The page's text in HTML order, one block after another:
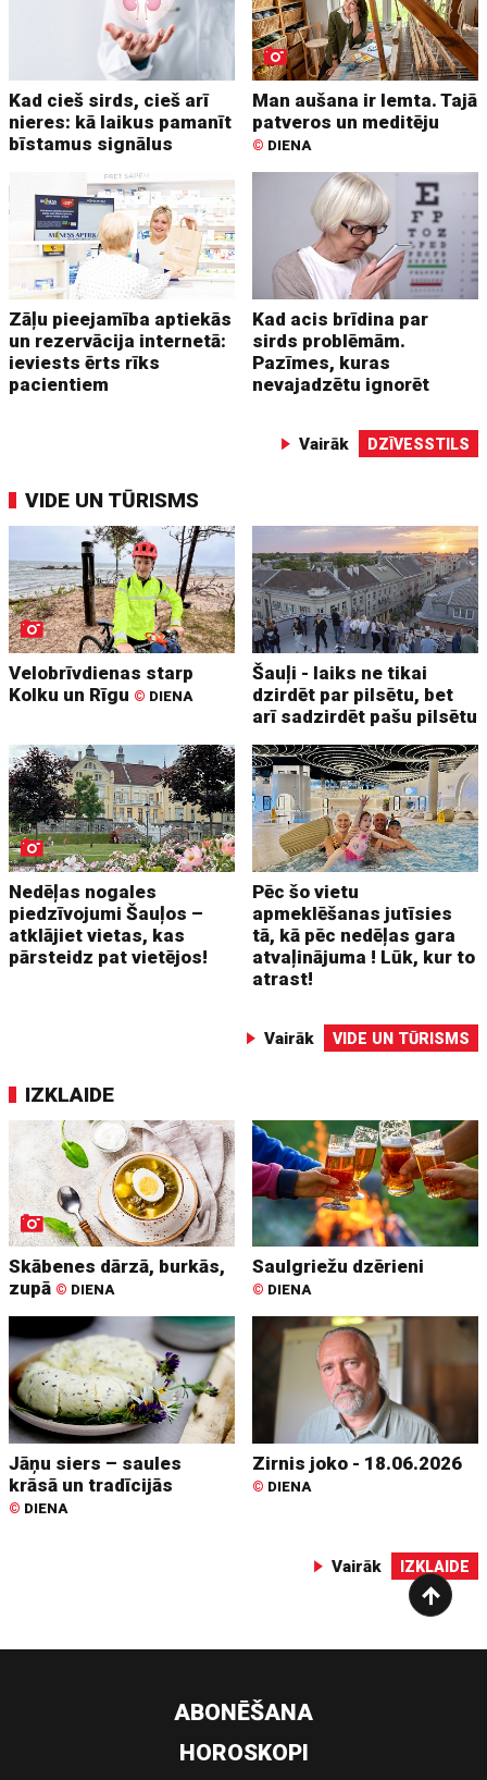
Kad cieš sirds, cieš arī
nieres: kā laikus pamanīt
bīstamus signālus
Man aušana ir lemta. Tajā
patveros un meditēju
© DIENA
Zāļu pieejamība aptiekās
un rezervācija internetā:
ieviests ērts rīks
pacientiem
Kad acis brīdina par
sirds problēmām.
Pazīmes, kuras
nevajadzētu ignorēt
Vairāk DZĪVESSTILS
VIDE UN TŪRISMS
Velobrīvdienas starp
Kolku un Rīgu © DIENA
Šauļi - laiks ne tikai
dzirdēt par pilsētu, bet
arī sadzirdēt pašu pilsētu
Nedēļas nogales
piedzīvojumi Šauļos –
atklājiet vietas, kas
pārsteidz pat vietējos!
Pēc šo vietu
apmeklēšanas jutīsies
tā, kā pēc nedēļas gara
atvaļinājuma ! Lūk, kur to
atrast!
Vairāk VIDE UN TŪRISMS
IZKLAIDE
Skābenes dārzā, burkās,
zupā © DIENA
Saulgriežu dzērieni
© DIENA
Jāņu siers – saules
krāsā un tradīcijās
© DIENA
Zirnis joko - 18.06.2026
© DIENA
Vairāk IZKLAIDE
ABONĒŠANA
HOROSKOPI